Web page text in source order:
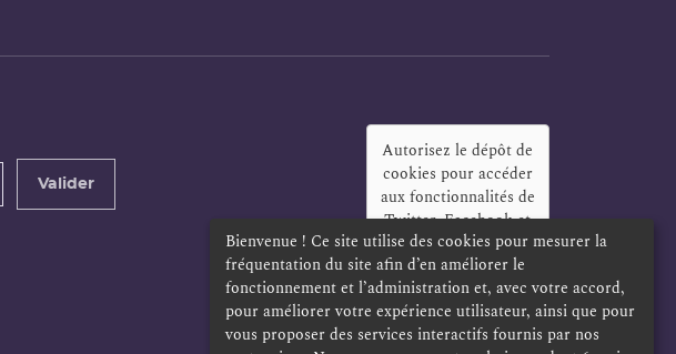
Valider
Autorisez le dépôt de
cookies pour accéder
aux fonctionnalités de
Twitter, Facebook et
LinkedIn?
Oui
Toujours
Bienvenue ! Ce site utilise des cookies pour mesurer la
fréquentation du site afin d’en améliorer le
fonctionnement et l’administration et, avec votre accord,
pour améliorer votre expérience utilisateur, ainsi que pour
vous proposer des services interactifs fournis par nos